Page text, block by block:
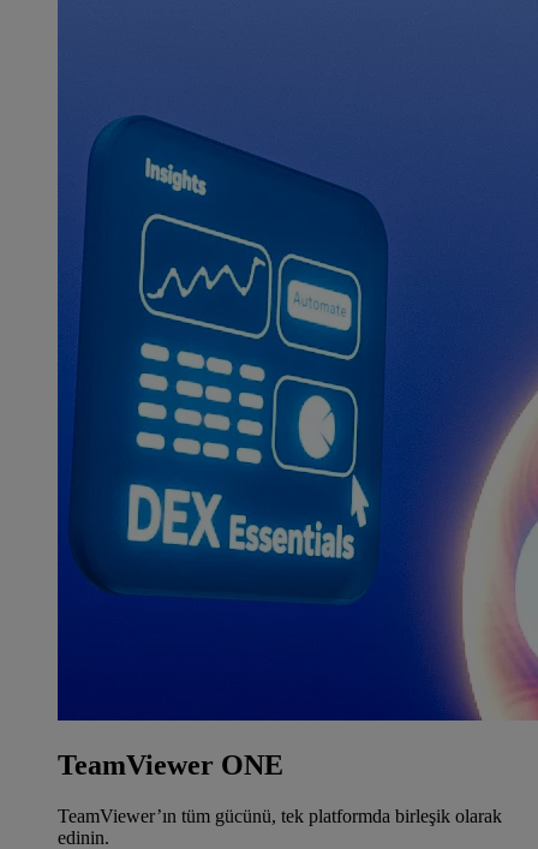
TeamViewer ONE
TeamViewer’ın tüm gücünü, tek platformda birleşik olarak
edinin.